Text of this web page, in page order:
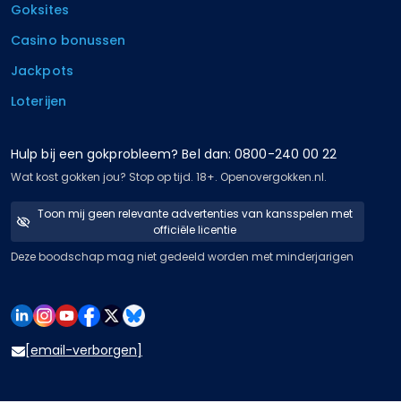
Goksites
Casino bonussen
Jackpots
Loterijen
Hulp bij een gokprobleem? Bel dan: 0800-240 00 22
Wat kost gokken jou? Stop op tijd. 18+. Openovergokken.nl.
Toon mij geen relevante advertenties van kansspelen met
officiële licentie
Deze boodschap mag niet gedeeld worden met minderjarigen
[email-verborgen]